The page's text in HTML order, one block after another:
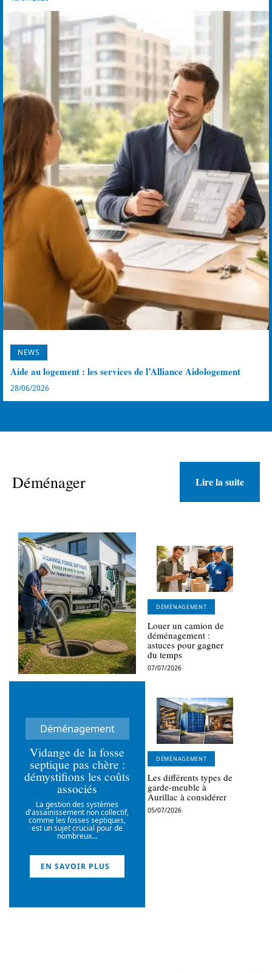
NEWS
Aide au logement : les services de l’Alliance Aidologement
28/06/2026
Déménager Lire la suite
Déménagement
Vidange de la fosse
septique pas chère :
démystifions les coûts
associés
La gestion des systèmes
d'assainissement non collectif,
comme les fosses septiques,
est un sujet crucial pour de
nombreux…
EN SAVOIR PLUS
DÉMÉNAGEMENT
Louer un camion de
déménagement :
astuces pour gagner
du temps
07/07/2026
DÉMÉNAGEMENT
Les différents types de
garde-meuble à
Aurillac à considérer
05/07/2026